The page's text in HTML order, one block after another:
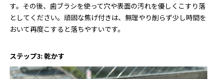
す。その後、歯ブラシを使って穴や表面の汚れを優しくこすり落
としてください。頑固な焦げ付きは、無理やり削らず少し時間を
おいて再度こすると落ちやすいです。
ステップ3: 乾かす